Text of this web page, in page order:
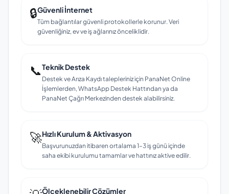
🔒Güvenli İnternet
Tüm bağlantılar güvenli protokollerle korunur. Veri
güvenliğiniz, ev ve iş ağlarınız önceliklidir.
📞Teknik Destek
Destek ve Arıza Kaydı talepleriniz için PanaNet Online
İşlemlerden, WhatsApp Destek Hattından ya da
PanaNet Çağrı Merkezinden destek alabilirsiniz.
🚀Hızlı Kurulum & Aktivasyon
Başvurunuzdan itibaren ortalama 1–3 iş günü içinde
saha ekibi kurulumu tamamlar ve hattınız aktive edilir.
Ölçeklenebilir Çözümler